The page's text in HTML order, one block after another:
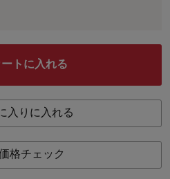
ートに入れる
入りに入れる
格チェック